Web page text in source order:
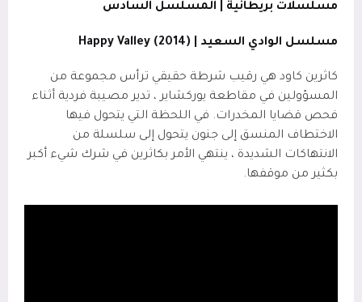
مسلسلات بريطانية | المسلسل السادس
مسلسل الوادي السعيد | (2014) Happy Valley
كاثرين كاود هي رقيب شرطة حقيقي ترأس مجموعة من
المسؤولين في مقاطعة يوركشاير ، تدير مصيبة فردية أثناء
فحص قضايا المخدرات. في اللحظة التي يتحول فيها
الاختطاف المنسق إلى جنون يتحول إلى سلسلة من
الانتهاكات الشديدة ، ينتهي الأمر بكاثرين في شرك شيء أكبر
بكثير من موقفها.